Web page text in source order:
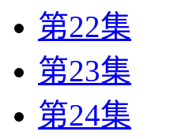
第22集
第23集
第24集